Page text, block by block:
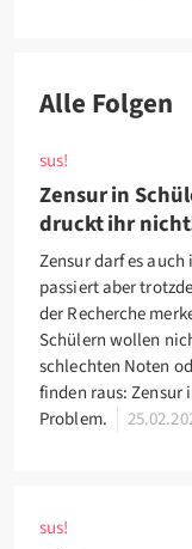
Alle Folgen
sus!
Zensur in
druckt ihr
Zensur darf es
passiert aber
der Recherche
Schülern wollen
schlechten Noten
finden raus: Zensur
Problem.
sus!